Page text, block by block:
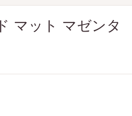
マット マゼンタ